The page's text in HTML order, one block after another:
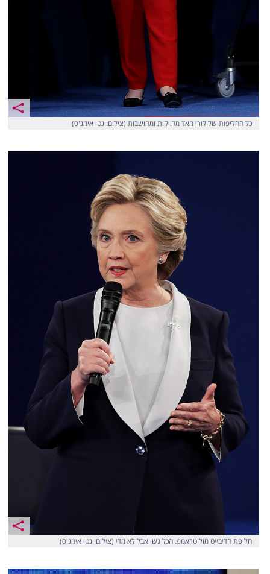
כל החליפות של לורן מאד מדויקות ומחושבות (צילום: גטי אימג'ס)
חליפת הדיבייט מול טראמפ. הכל נשי אבל לא מדי (צילום: גטי אימג'ס)